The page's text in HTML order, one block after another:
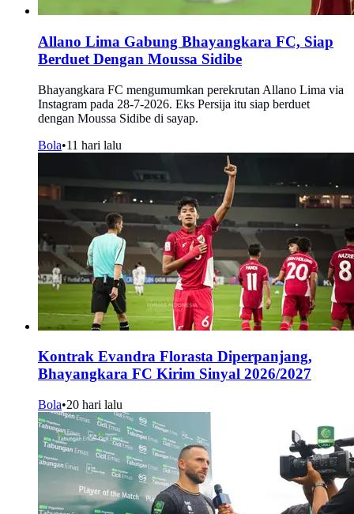
Allano Lima Gabung Bhayangkara FC, Siap
Berduet Dengan Moussa Sidibe
Bhayangkara FC mengumumkan perekrutan Allano Lima via
Instagram pada 28-7-2026. Eks Persija itu siap berduet
dengan Moussa Sidibe di sayap.
Bola•11 hari lalu
Kontrak Evandra Florasta Diperpanjang,
Bhayangkara FC Kirim Sinyal 2026/2027
Bola•20 hari lalu